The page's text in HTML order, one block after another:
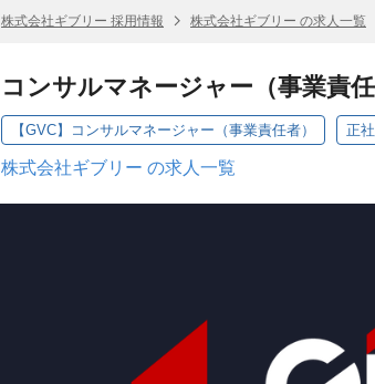
株式会社ギブリー 採用情報 株式会社ギブリー の求人一覧
コンサルマネージャー（事業責
【GVC】コンサルマネージャー（事業責任者） 正
株式会社ギブリー の求人一覧